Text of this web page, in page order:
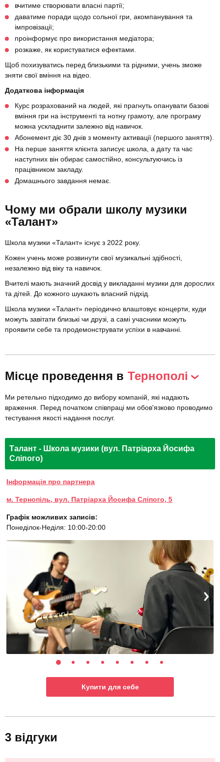
вчитиме створювати власні партії;
даватиме поради щодо сольної гри, акомпанування та
імпровізації;
проінформує про використання медіатора;
розкаже, як користуватися ефектами.
Щоб похизуватись перед близькими та рідними, учень зможе
зняти свої вміння на відео.
Додаткова інформація
Курс розрахований на людей, які прагнуть опанувати базові
вміння гри на інструменті та нотну грамоту, але програму
можна ускладнити залежно від навичок.
Абонемент діє 30 днів з моменту активації (першого заняття).
На перше заняття клієнта записує школа, а дату та час
наступних він обирає самостійно, консультуючись із
працівником закладу.
Домашнього завдання немає.
Чому ми обрали школу музики
«Талант»
Школа музики «Талант» існує з 2022 року.
Кожен учень може розвинути свої музикальні здібності,
незалежно від віку та навичок.
Вчителі мають значний досвід у викладанні музики для дорослих
та дітей. До кожного шукають власний підхід.
Школа музики «Талант» періодично влаштовує концерти, куди
можуть завітати близькі чи друзі, а самі учасники можуть
проявити себе та продемонструвати успіхи в навчанні.
Місце проведення в Тернополі
Ми ретельно підходимо до вибору компаній, які надають
враження. Перед початком співпраці ми обов'язково проводимо
тестування якості надання послуг.
Талант - Школа музики (вул. Патріарха Йосифа
Сліпого)
Інформація про партнера
м. Тернопіль, вул. Патріарха Йосифа Сліпого, 5
Графік можливих записів:
Понеділок-Неділя: 10:00-20:00
Купити для себе
3 відгуки